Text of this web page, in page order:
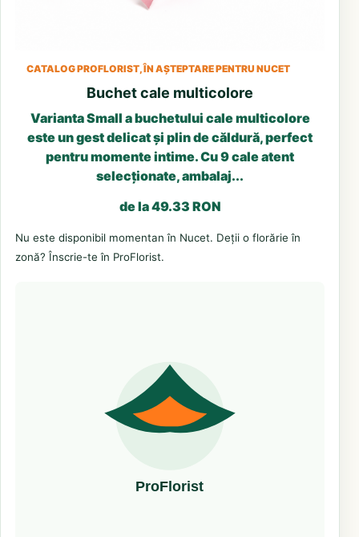
CATALOG PROFLORIST, ÎN AȘTEPTARE PENTRU NUCET
Buchet cale multicolore
Varianta Small a buchetului cale multicolore
este un gest delicat și plin de căldură, perfect
pentru momente intime. Cu 9 cale atent
selecționate, ambalaj...
de la 49.33 RON
Nu este disponibil momentan în Nucet. Deții o florărie în
zonă? Înscrie-te în ProFlorist.